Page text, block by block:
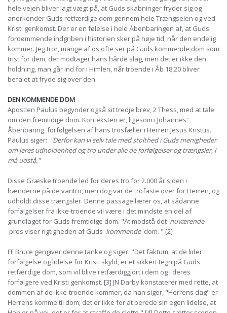
hele vejen bliver lagt vægt på, at Guds skabninger fryder sig og
anerkender Guds retfærdige dom gennem hele Trængselen og ved
Kristi genkomst. Der er en følelse i hele Åbenbaringen af, at Guds
fordømmende indgriben i historien sker på høje tid, når den endelig
kommer. Jeg tror, mange af os ofte ser på Guds kommende dom som
trist for dem, der modtager hans hårde slag, men det er ikke den
holdning, man går ind for i Himlen, når troende i Åb 18,20 bliver
befalet at fryde sig over den.
DEN KOMMENDE DOM
Apostlen Paulus begynder også sit tredje brev, 2 Thess, med at tale
om den fremtidige dom. Konteksten er, ligesom i Johannes'
Åbenbaring, forfølgelsen af hans trosfæller i Herren Jesus Kristus.
Paulus siger: "Derfor kan vi selv tale med stolthed i Guds menigheder
om jeres udholdenhed og tro under alle de forfølgelser og trængsler, I
må udstå."
Disse Græske troende led for deres tro for 2.000 år siden i
hænderne på de vantro, men dog var de trofaste over for Herren, og
udholdt disse trængsler. Denne passage lærer os, at sådanne
forfølgelser fra ikke-troende vil være i det mindste en del af
grundlaget for Guds fremtidige dom. "At modstå det nuværende
pres viser rigtigheden af Guds kommende dom. " [2]
FF Bruce gengiver denne tanke og siger: "Det faktum, at de lider
forfølgelse og lidelse for Kristi skyld, er et sikkert tegn på Guds
retfærdige dom, som vil blive retfærdiggjort i dem og i deres
forfølgere ved Kristi genkomst. [3] JN Darby konstaterer med rette, at
dommen af de ikke-troende kommer, da han siger, "Herrens dag" er
Herrens komme til dom; det er ikke for at berede sin egen lidelse, at